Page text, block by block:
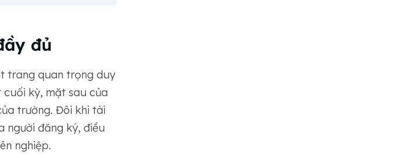
đủ
trang quan trọng duy
kỳ, mặt sau của
trường. Đôi khi tài
người đăng ký, điều
nghiệp.